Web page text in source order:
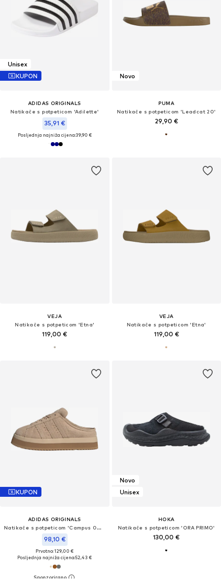
Unisex
KUPON
ADIDAS ORIGINALS
Natikače s potpeticom 'Adilette'
35,91 €
Posljednja najniža cijena:39,90 €
Novo
PUMA
Natikače s potpeticom 'Leadcat 20'
29,90 €
VEJA
Natikače s potpeticom 'Etna'
119,00 €
VEJA
Natikače s potpeticom 'Etna'
119,00 €
KUPON
ADIDAS ORIGINALS
Natikače s potpeticom 'Campus 00s'
98,10 €
Prvotno: 129,00 €
Posljednja najniža cijena:52,43 €
Novo
Unisex
HOKA
Natikače s potpeticom 'ORA PRIMO'
130,00 €